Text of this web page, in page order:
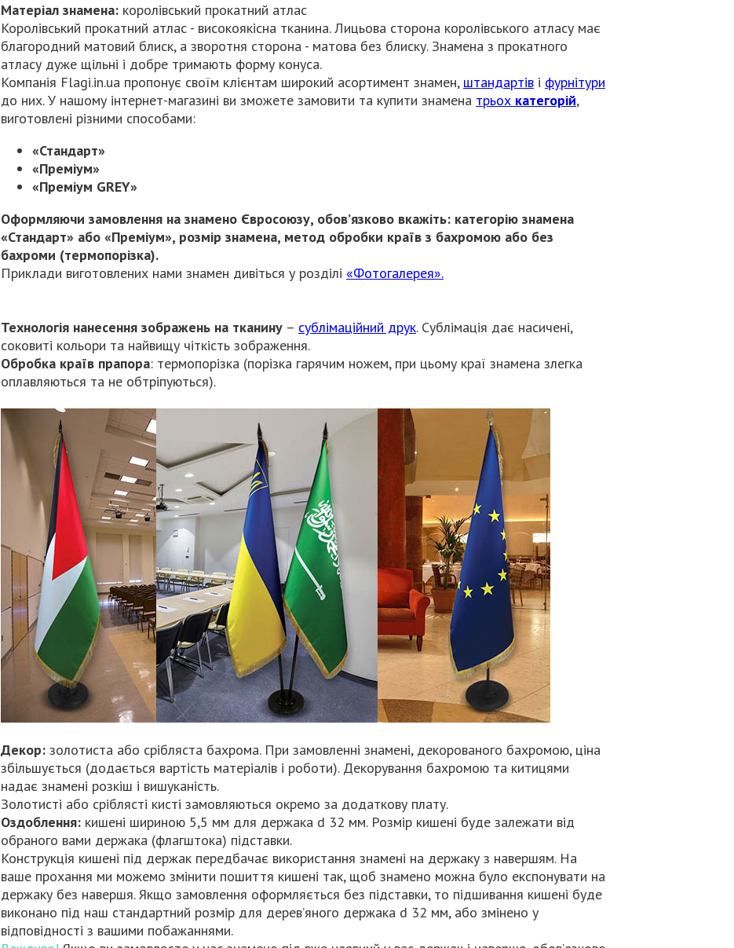
Матеріал знамена: королівський прокатний атлас
Королівський прокатний атлас - високоякісна тканина. Лицьова сторона королівського атласу має
благородний матовий блиск, а зворотня сторона - матова без блиску. Знамена з прокатного
атласу дуже щільні і добре тримають форму конуса.
Компанія Flagi.in.ua пропонує своїм клієнтам широкий асортимент знамен, штандартів і фурнітури
до них. У нашому інтернет-магазині ви зможете замовити та купити знамена трьох категорій,
виготовлені різними способами:
«Стандарт»
«Преміум»
«Преміум GREY»
Оформляючи замовлення на знамено Євросоюзу, обов’язково вкажіть: категорію знамена
«Стандарт» або «Преміум», розмір знамена, метод обробки країв з бахромою або без
бахроми (термопорізка).
Приклади виготовлених нами знамен дивіться у розділі «Фотогалерея».
Технологія нанесення зображень на тканину – сублімаційний друк. Сублімація дає насичені,
соковиті кольори та найвищу чіткість зображення.
Обробка країв прапора: термопорізка (порізка гарячим ножем, при цьому краї знамена злегка
оплавляються та не обтріпуються).
Декор: золотиста або срібляста бахрома. При замовленні знамені, декорованого бахромою, ціна
збільшується (додається вартість матеріалів і роботи). Декорування бахромою та китицями
надає знамені розкіш і вишуканість.
Золотисті або сріблясті кисті замовляються окремо за додаткову плату.
Оздоблення: кишені шириною 5,5 мм для держака d 32 мм. Розмір кишені буде залежати від
обраного вами держака (флагштока) підставки.
Конструкція кишені під держак передбачає використання знамені на держаку з навершям. На
ваше прохання ми можемо змінити пошиття кишені так, щоб знамено можна було експонувати на
держаку без навершя. Якщо замовлення оформляється без підставки, то підшивання кишені буде
виконано під наш стандартний розмір для дерев’яного держака d 32 мм, або змінено у
відповідності з вашими побажаннями.